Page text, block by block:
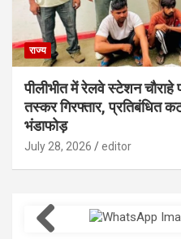
राज्य
पीलीभीत में रेलवे स्टेशन चौराहे
तस्कर गिरफ्तार, प्रतिबंधित
भंडाफोड़
July 28, 2026 editor
WhatsApp Image 2020-11-